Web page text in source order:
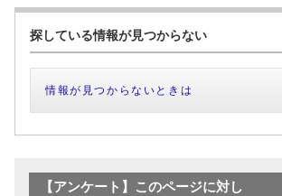
探している情報が見つからない
情報が見つからないときは
【アンケート】このページに対し